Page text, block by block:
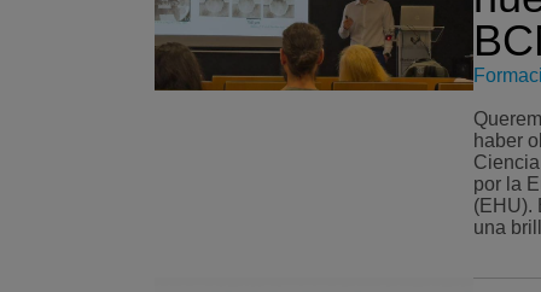
haber
por la
(EHU). El 17 de julio Aritz realizó
una